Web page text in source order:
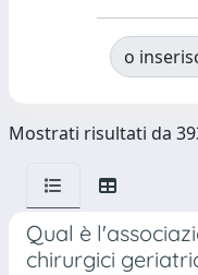
o
Mostrati risultati da
Qual è
chirurgici